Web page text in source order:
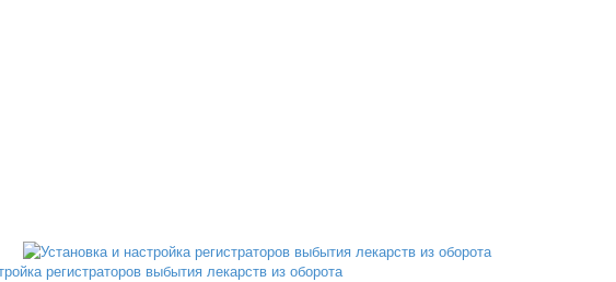
регистраторов выбытия лекарств из оборота